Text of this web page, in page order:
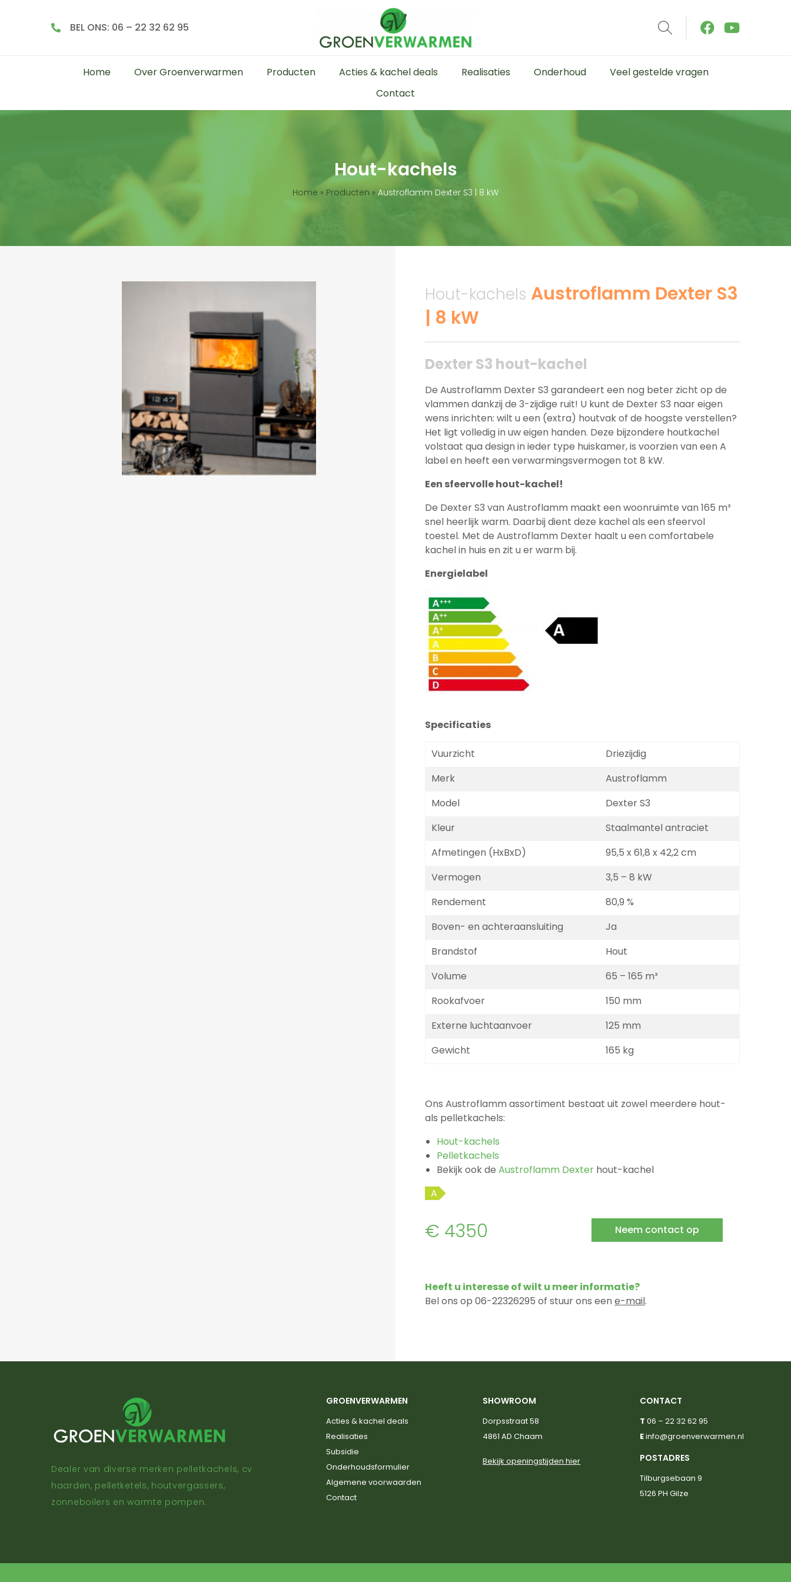
BEL ONS: 06 – 22 32 62 95
Home Over Groenverwarmen Producten Acties & kachel deals Realisaties Onderhoud
Veel gestelde vragen
Contact
Hout-kachels
Home » Producten »Austroflamm Dexter S3 | 8 kW
Hout-kachels Austroflamm Dexter S3
| 8 kW
Dexter S3 hout-kachel
De Austroflamm Dexter S3 garandeert een nog beter zicht op de
vlammen dankzij de 3-zijdige ruit! U kunt de Dexter S3 naar eigen
wens inrichten: wilt u een (extra) houtvak of de hoogste verstellen?
Het ligt volledig in uw eigen handen. Deze bijzondere houtkachel
volstaat qua design in ieder type huiskamer, is voorzien van een A
label en heeft een verwarmingsvermogen tot 8 kW.
Een sfeervolle hout-kachel!
De Dexter S3 van Austroflamm maakt een woonruimte van 165 m³
snel heerlijk warm. Daarbij dient deze kachel als een sfeervol
toestel. Met de Austroflamm Dexter haalt u een comfortabele
kachel in huis en zit u er warm bij.
Energielabel
Specificaties
Vuurzicht
Driezijdig
Merk
Austroflamm
Model
Dexter S3
Kleur
Staalmantel antraciet
Afmetingen (HxBxD)
95,5 x 61,8 x 42,2 cm
Vermogen
3,5 – 8 kW
Rendement
80,9 %
Boven- en achteraansluiting
Ja
Brandstof
Hout
Volume
65 – 165 m³
Rookafvoer
150 mm
Externe luchtaanvoer
125 mm
Gewicht
165 kg
Ons Austroflamm assortiment bestaat uit zowel meerdere hout-
als pelletkachels:
Hout-kachels
Pelletkachels
Bekijk ook de Austroflamm Dexter hout-kachel
A
€ 4350 Neem contact op
Heeft u interesse of wilt u meer informatie?
Bel ons op 06-22326295 of stuur ons een e-mail.
Dealer van diverse merken pelletkachels, cv
haarden, pelletketels, houtvergassers,
zonneboilers en warmte pompen.
GROENVERWARMEN
Acties & kachel deals
Realisaties
Subsidie
Onderhoudsformulier
Algemene voorwaarden
Contact
SHOWROOM
Dorpsstraat 58
4861 AD Chaam
Bekijk openingstijden hier
CONTACT
T 06 – 22 32 62 95
Einfo@groenverwarmen.nl
POSTADRES
Tilburgsebaan 9
5126 PH Gilze